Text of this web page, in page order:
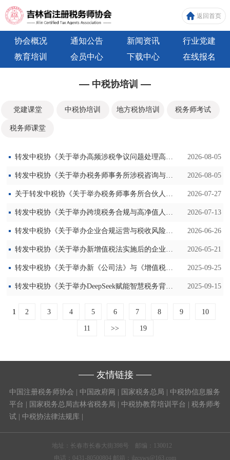
返回首页
协会概况 通知公告 新闻资讯
行业党建
教育培训
会员中心 下载中心 在线报名
中税协培训
党建课堂 中税协培训 地方税协培训 税务师考试
税务师课堂
转发中税协《关于举办高频涉税争议问题处理高级研修班的通知》 2026-08-05
转发中税协《关于举办税务师事务所涉税咨询与高端业务拓展研修班的通知》 2026-08-05
关于转发中税协《关于举办税务师事务所合伙人战略治理与合规经营高级研修班的通知》 2026-07-27
转发中税协《关于举办跨境税务合规与高净值人群财务税务服务专题研修班的通知》 2026-07-13
转发中税协《关于举办企业合规运营与税收风险化解高级研修班的通知》 2026-06-26
转发中税协《关于举办新增值税法实施后的企业运营及涉税风险防控培训班的通知》 2026-05-21
转发中税协《关于举办新《公司法》与《增值税法》深度攻坚训练营的通知》 2025-09-25
转发中税协《关于举办DeepSeek赋能智慧税务背景下的企业税收风险与税务合规计划培训班的通知》 2025-09-15
1 2 3 4 5 6 7 8 9 10
11 >> 19
友情链接
中国注册税务师协会 中国政府网 国家税务总局
中税协信息服务
平台
国家税务总局吉林省税务局 中税协教育培训平台
税务师考
试
中税协法律法规库
地址：长春市长春大街398号 邮编：130012
电话：0431-80500804 邮箱：jlzcsws@163.com